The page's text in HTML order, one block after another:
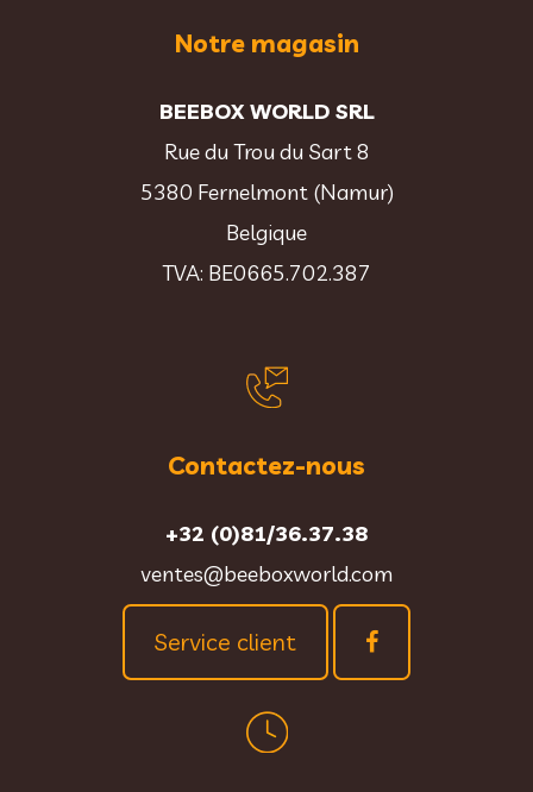
Notre magasin
BEEBOX WORLD SRL
Rue du Trou du Sart 8
5380 Fernelmont (Namur)
Belgique
TVA: BE0665.702.387
Contactez-nous
+32 (0)81/36.37.38
ventes@beeboxworld.com
Service client